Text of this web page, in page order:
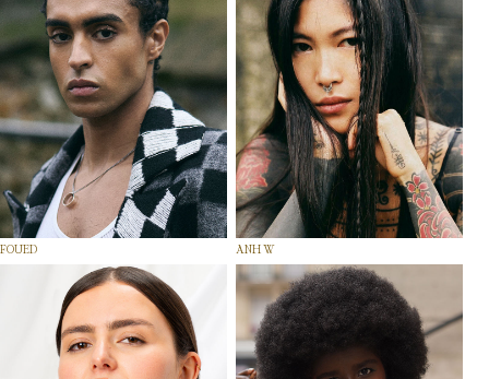
FOUED ANH W